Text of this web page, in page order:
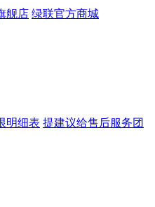
舰店 绿联官方商城
明细表 提建议给售后服务团